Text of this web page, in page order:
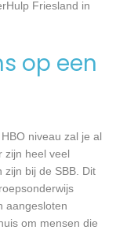
Friesland in
op een
niveau zal je al
zijn heel veel
zijn bij de SBB. Dit
aangesloten
om mensen die